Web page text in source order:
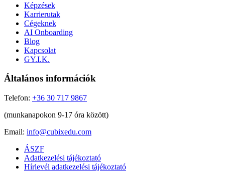
Képzések
Karrierutak
Cégeknek
AI Onboarding
Blog
Kapcsolat
GY.I.K.
Általános információk
Telefon: +36 30 717 9867
(munkanapokon 9-17 óra között)
Email: info@cubixedu.com
ÁSZF
Adatkezelési tájékoztató
Hírlevél adatkezelési tájékoztató